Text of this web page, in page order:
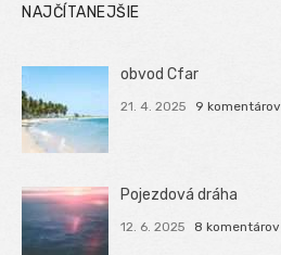
NAJČÍTANEJŠIE
obvod Cfar
21. 4. 2025 9 komentárov
Pojezdová dráha
12. 6. 2025 8 komentárov